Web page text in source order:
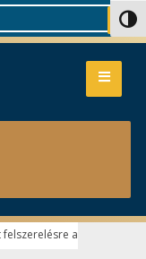
a